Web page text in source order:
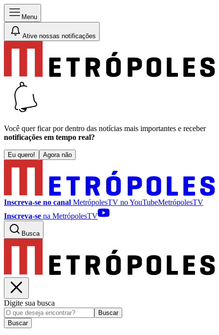
Menu
Ative nossas notificações
Você quer ficar por dentro das notícias mais importantes e receber
notificações em tempo real?
Eu quero! Agora não
Inscreva-se no canal MetrópolesTV noYouTubeMetrópolesTV
Inscreva-se na MetrópolesTV
Busca
Digite sua busca
Buscar
Buscar